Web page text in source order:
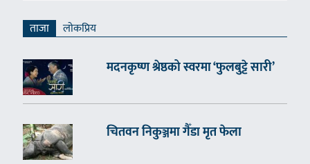
ताजा लाेकप्रिय
मदनकृष्ण श्रेष्ठको स्वरमा ‘फुलबुट्टे सारी’
चितवन निकुञ्जमा गैँडा मृत फेला